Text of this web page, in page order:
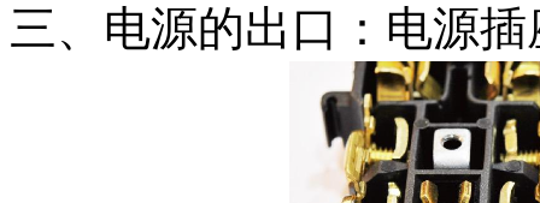
三、电源的出口：电源插